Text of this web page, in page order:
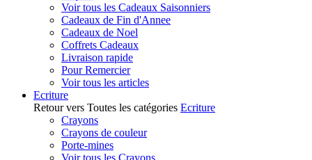
Voir tous les Cadeaux Saisonniers
Cadeaux de Fin d'Annee
Cadeaux de Noel
Coffrets Cadeaux
Livraison rapide
Pour Remercier
Voir tous les articles
Ecriture
Retour vers Toutes les catégories Ecriture
Crayons
Crayons de couleur
Porte-mines
Voir tous les Crayons